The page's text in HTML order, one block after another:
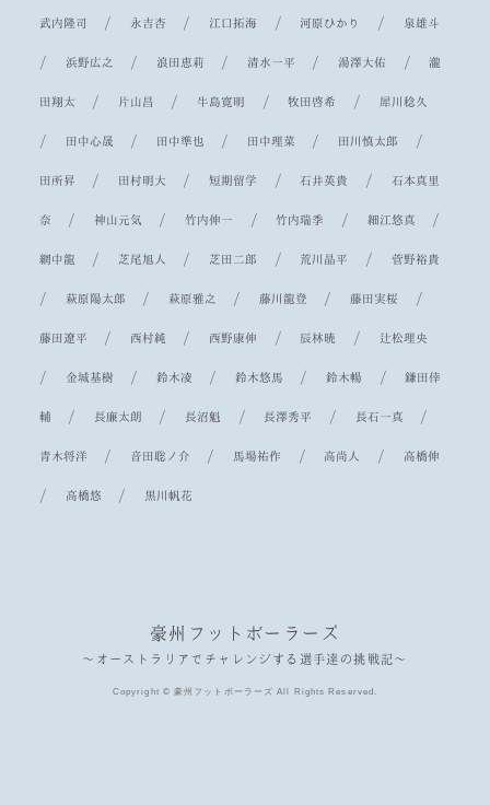
武内隆司 / 永吉杏 / 江口拓海 / 河原ひかり / 泉雄斗
/ 浜野広之 / 浪田恵莉 / 清水一平 / 湯澤大佑 /瀧
田翔太 / 片山昌 / 牛島寛明 /牧田啓希 / 犀川稔久
/ 田中心晟 / 田中準也 / 田中理菜 / 田川慎太郎 /
田所昇 / 田村明大 /短期留学 / 石井英貴 / 石本真里
奈 /神山元気 /竹内伸一 /竹内瑞季 / 細江悠真 /
網中龍 / 芝尾旭人 / 芝田二郎 / 荒川晶平 / 菅野裕貴
/ 萩原陽太郎 / 萩原雅之 / 藤川龍登 / 藤田実桜 /
藤田遼平 / 西村純 / 西野康伸 / 辰林暁 / 辻松理央
/ 金城基樹 / 鈴木凌 /鈴木悠馬 /鈴木暢 /鎌田倖
輔 / 長廉太朗 / 長沼魁 / 長澤秀平 / 長石一真 /
青木将洋 / 音田聡ノ介 / 馬場祐作 / 高尚人 / 高橋伸
/ 高橋悠 / 黒川帆花
豪州フットボーラーズ
〜オーストラリアでチャレンジする選手達の挑戦記〜
Copyright © 豪州フットボーラーズ All Rights Reserved.